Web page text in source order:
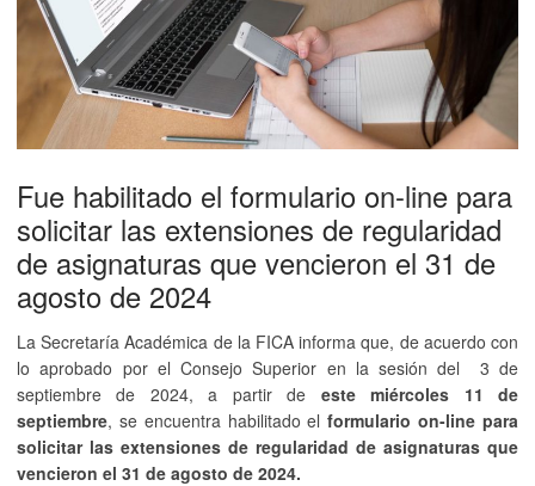
Fue habilitado el formulario on-line para
solicitar las extensiones de regularidad
de asignaturas que vencieron el 31 de
agosto de 2024
La Secretaría Académica de la FICA informa que, de acuerdo con
lo aprobado por el Consejo Superior en la sesión del 3 de
septiembre de 2024, a partir de este miércoles 11 de
septiembre, se encuentra habilitado el formulario on-line para
solicitar las extensiones de regularidad de asignaturas que
vencieron el 31 de agosto de 2024.